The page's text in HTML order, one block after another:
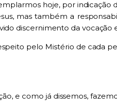
hoje, por indicação
mas também a
discernimento da vocação
pelo Mistério de cada
e como já dissemos,